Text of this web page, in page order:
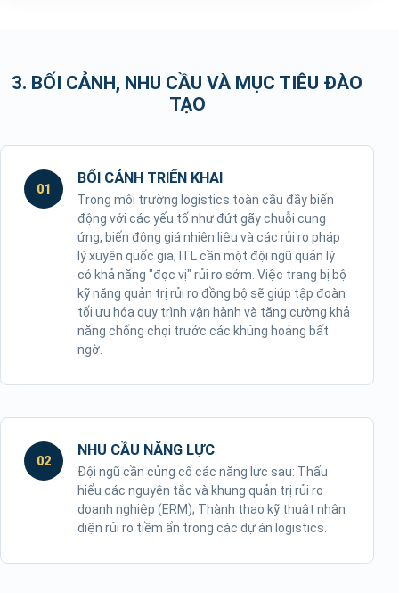
3. BỐI CẢNH, NHU CẦU VÀ MỤC TIÊU ĐÀO
TẠO
01
BỐI CẢNH TRIỂN KHAI
Trong môi trường logistics toàn cầu đầy biến
động với các yếu tố như đứt gãy chuỗi cung
ứng, biến động giá nhiên liệu và các rủi ro pháp
lý xuyên quốc gia, ITL cần một đội ngũ quản lý
có khả năng "đọc vị" rủi ro sớm. Việc trang bị bộ
kỹ năng quản trị rủi ro đồng bộ sẽ giúp tập đoàn
tối ưu hóa quy trình vận hành và tăng cường khả
năng chống chọi trước các khủng hoảng bất
ngờ.
02
NHU CẦU NĂNG LỰC
Đội ngũ cần củng cố các năng lực sau: Thấu
hiểu các nguyên tắc và khung quản trị rủi ro
doanh nghiệp (ERM); Thành thạo kỹ thuật nhận
diện rủi ro tiềm ẩn trong các dự án logistics.